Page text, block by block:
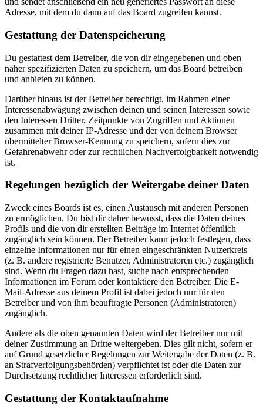
Adresse, mit dem du dann auf das Board zugreifen kannst.
Gestattung der Datenspeicherung
Du gestattest dem Betreiber, die von dir eingegebenen und oben
näher spezifizierten Daten zu speichern, um das Board betreiben
und anbieten zu können.
Darüber hinaus ist der Betreiber berechtigt, im Rahmen einer
Interessenabwägung zwischen deinen und seinen Interessen sowie
den Interessen Dritter, Zeitpunkte von Zugriffen und Aktionen
zusammen mit deiner IP-Adresse und der von deinem Browser
übermittelter Browser-Kennung zu speichern, sofern dies zur
Gefahrenabwehr oder zur rechtlichen Nachverfolgbarkeit notwendig
ist.
Regelungen bezüglich der Weitergabe deiner Daten
Zweck eines Boards ist es, einen Austausch mit anderen Personen
zu ermöglichen. Du bist dir daher bewusst, dass die Daten deines
Profils und die von dir erstellten Beiträge im Internet öffentlich
zugänglich sein können. Der Betreiber kann jedoch festlegen, dass
einzelne Informationen nur für einen eingeschränkten Nutzerkreis
(z. B. andere registrierte Benutzer, Administratoren etc.) zugänglich
sind. Wenn du Fragen dazu hast, suche nach entsprechenden
Informationen im Forum oder kontaktiere den Betreiber. Die E-
Mail-Adresse aus deinem Profil ist dabei jedoch nur für den
Betreiber und von ihm beauftragte Personen (Administratoren)
zugänglich.
Andere als die oben genannten Daten wird der Betreiber nur mit
deiner Zustimmung an Dritte weitergeben. Dies gilt nicht, sofern er
auf Grund gesetzlicher Regelungen zur Weitergabe der Daten (z. B.
an Strafverfolgungsbehörden) verpflichtet ist oder die Daten zur
Durchsetzung rechtlicher Interessen erforderlich sind.
Gestattung der Kontaktaufnahme